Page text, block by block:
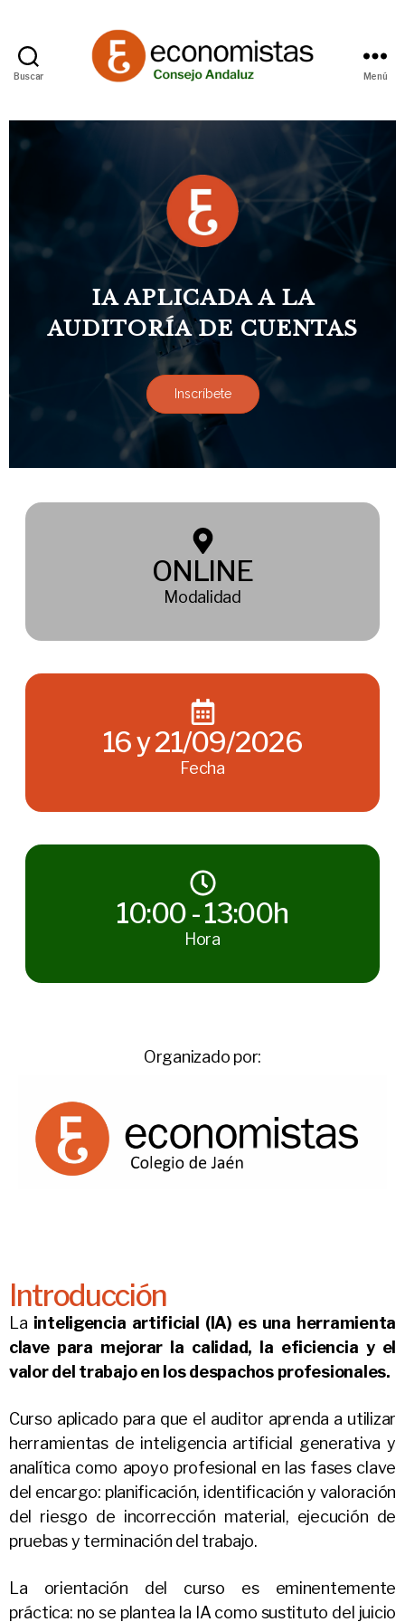
Buscar Menú
IA APLICADA A LA
AUDITORÍA DE CUENTAS
Inscríbete
ONLINE
Modalidad
16 y 21/09/2026
Fecha
10:00 - 13:00h
Hora
Organizado por:
Introducción
La inteligencia artificial (IA) es una herramienta
clave para mejorar la calidad, la eficiencia y el
valor del trabajo en los despachos profesionales.
Curso aplicado para que el auditor aprenda a utilizar
herramientas de inteligencia artificial generativa y
analítica como apoyo profesional en las fases clave
del encargo: planificación, identificación y valoración
del riesgo de incorrección material, ejecución de
pruebas y terminación del trabajo.
La orientación del curso es eminentemente
práctica: no se plantea la IA como sustituto del juicio